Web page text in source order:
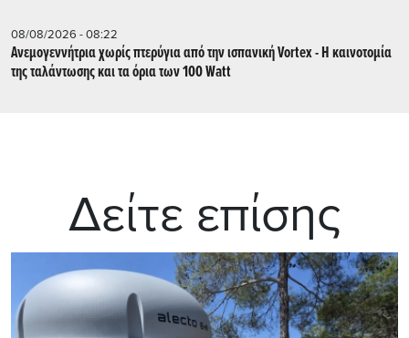
08/08/2026 - 08:22
Ανεμογεννήτρια χωρίς πτερύγια από την ισπανική Vortex - Η καινοτομία
της ταλάντωσης και τα όρια των 100 Watt
Δείτε επίσης